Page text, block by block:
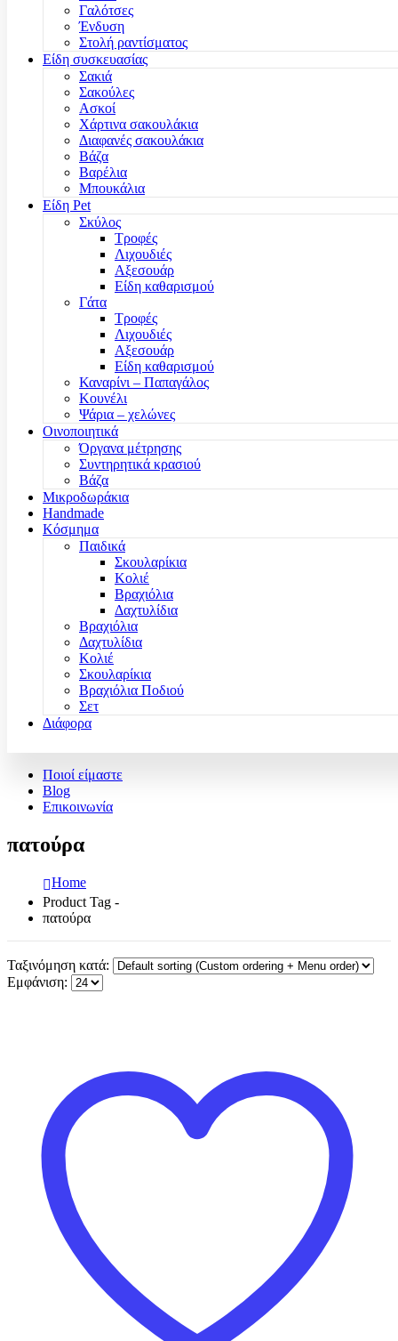
Γαλότσες
Ένδυση
Στολή ραντίσματος
Είδη συσκευασίας
Σακιά
Σακούλες
Ασκοί
Χάρτινα σακουλάκια
Διαφανές σακουλάκια
Βάζα
Βαρέλια
Μπουκάλια
Είδη Pet
Σκύλος
Τροφές
Λιχουδιές
Αξεσουάρ
Είδη καθαρισμού
Γάτα
Τροφές
Λιχουδιές
Αξεσουάρ
Είδη καθαρισμού
Καναρίνι – Παπαγάλος
Κουνέλι
Ψάρια – χελώνες
Οινοποιητικά
Όργανα μέτρησης
Συντηρητικά κρασιού
Βάζα
Μικροδωράκια
Handmade
Κόσμημα
Παιδικά
Σκουλαρίκια
Κολιέ
Βραχιόλια
Δαχτυλίδια
Βραχιόλια
Δαχτυλίδια
Κολιέ
Σκουλαρίκια
Βραχιόλια Ποδιού
Σετ
Διάφορα
Ποιοί είμαστε
Blog
Επικοινωνία
πατούρα
Home
Product Tag -
πατούρα
Ταξινόμηση κατά:
Εμφάνιση: